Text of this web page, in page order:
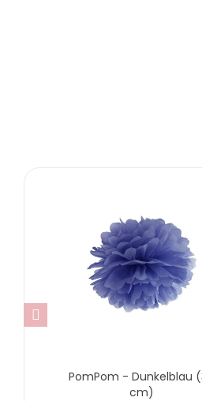
PomPom - Dunkelblau
cm)